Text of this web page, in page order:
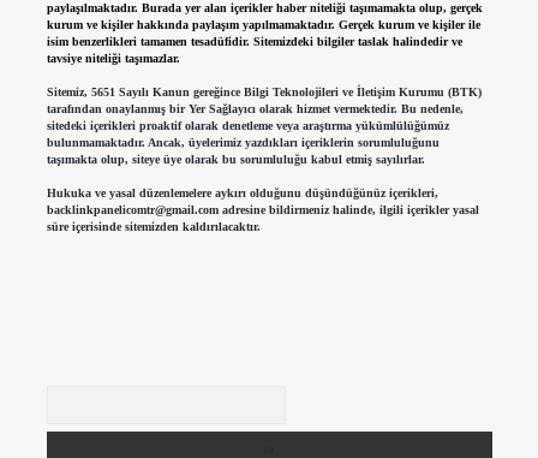
paylaşılmaktadır. Burada yer alan içerikler haber niteliği taşımamakta olup, gerçek
kurum ve kişiler hakkında paylaşım yapılmamaktadır. Gerçek kurum ve kişiler ile
isim benzerlikleri tamamen tesadüfidir. Sitemizdeki bilgiler taslak halindedir ve
tavsiye niteliği taşımazlar.
Sitemiz, 5651 Sayılı Kanun gereğince Bilgi Teknolojileri ve İletişim Kurumu (BTK)
tarafından onaylanmış bir Yer Sağlayıcı olarak hizmet vermektedir. Bu nedenle,
sitedeki içerikleri proaktif olarak denetleme veya araştırma yükümlülüğümüz
bulunmamaktadır. Ancak, üyelerimiz yazdıkları içeriklerin sorumluluğunu
taşımakta olup, siteye üye olarak bu sorumluluğu kabul etmiş sayılırlar.
Hukuka ve yasal düzenlemelere aykırı olduğunu düşündüğünüz içerikleri,
backlinkpanelicomtr@gmail.comadresine bildirmeniz halinde, ilgili içerikler yasal
süre içerisinde sitemizden kaldırılacaktır.